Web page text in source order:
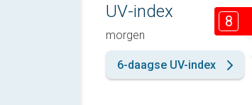
UV-index
morgen
8
6-daagse UV-index